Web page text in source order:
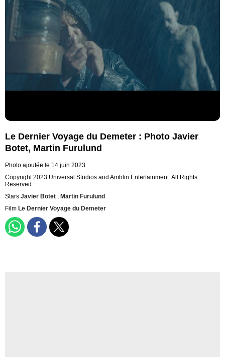
Le Dernier Voyage du Demeter : Photo Javier
Botet, Martin Furulund
Photo ajoutée le 14 juin 2023
Copyright 2023 Universal Studios and Amblin Entertainment. All Rights
Reserved.
Stars Javier Botet , Martin Furulund
Film Le Dernier Voyage du Demeter